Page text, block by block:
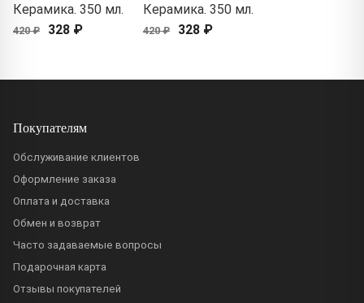
Керамика. 350 мл.
420 ₽ 328 ₽
Керамика. 350 мл.
420 ₽ 328 ₽
Покупателям
Обслуживание клиентов
Оформление заказа
Оплата и доставка
Обмен и возврат
Часто задаваемые вопросы
Подарочная карта
Отзывы покупателей